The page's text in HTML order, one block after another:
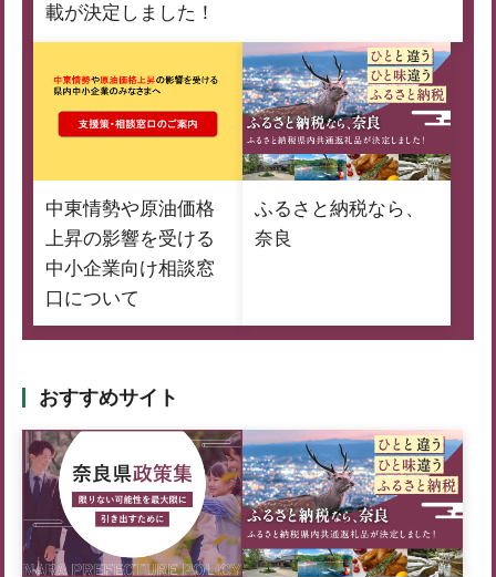
載が決定しました！
中東情勢や原油価格
上昇の影響を受ける
中小企業向け相談窓
口について
ふるさと納税なら、
奈良
おすすめサイト